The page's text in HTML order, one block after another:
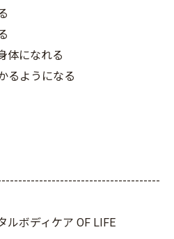
体になれる
るようになる
ルボディケア OF LIFE